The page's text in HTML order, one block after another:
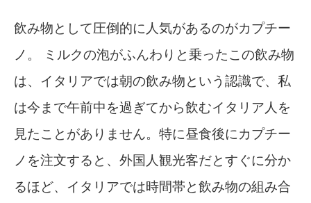
飲み物として圧倒的に人気があるのがカプチー
ノ。 ミルクの泡がふんわりと乗ったこの飲み物
は、イタリアでは朝の飲み物という認識で、私
は今まで午前中を過ぎてから飲むイタリア人を
見たことがありません。特に昼食後にカプチー
ノを注文すると、外国人観光客だとすぐに分か
るほど、イタリアでは時間帯と飲み物の組み合